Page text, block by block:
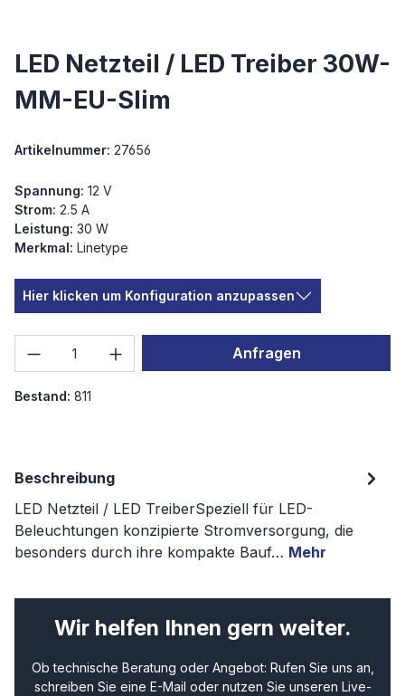
LED Netzteil / LED Treiber 30W-
MM-EU-Slim
Artikelnummer: 27656
Spannung: 12 V
Strom: 2.5 A
Leistung: 30 W
Merkmal: Linetype
Hier klicken um Konfiguration anzupassen
Produkt Anzahl: Gib den gewünschten
Anfragen
Bestand: 811
Beschreibung
LED Netzteil / LED TreiberSpeziell für LED-
Beleuchtungen konzipierte Stromversorgung, die
besonders durch ihre kompakte Bauf… Mehr
Wir helfen Ihnen gern weiter.
Ob technische Beratung oder Angebot: Rufen Sie uns an,
schreiben Sie eine E-Mail oder nutzen Sie unseren Live-